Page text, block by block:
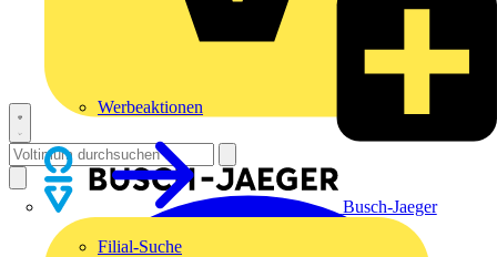
Busch-Jaeger
Werbeaktionen
Filial-Suche